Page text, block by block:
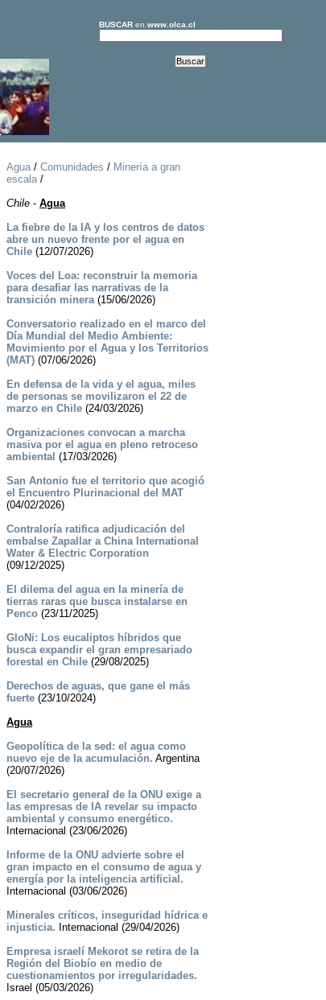
BUSCARen www.olca.cl
Agua/ Comunidades / Minería a gran
escala/
Chile- Agua
La fiebre de la IA y los centros de datos
abre un nuevo frente por el agua en
Chile(12/07/2026)
Voces del Loa: reconstruir la memoria
para desafiar las narrativas de la
transición minera(15/06/2026)
Conversatorio realizado en el marco del
Día Mundial del Medio Ambiente:
Movimiento por el Agua y los Territorios
(MAT)(07/06/2026)
En defensa de la vida y el agua, miles
de personas se movilizaron el 22 de
marzo en Chile(24/03/2026)
Organizaciones convocan a marcha
masiva por el agua en pleno retroceso
ambiental (17/03/2026)
San Antonio fue el territorio que acogió
el Encuentro Plurinacional del MAT
(04/02/2026)
Contraloría ratifica adjudicación del
embalse Zapallar a China International
Water & Electric Corporation
(09/12/2025)
El dilema del agua en la minería de
tierras raras que busca instalarse en
Penco(23/11/2025)
GloNi: Los eucaliptos híbridos que
busca expandir el gran empresariado
forestal en Chile(29/08/2025)
Derechos de aguas, que gane el más
fuerte(23/10/2024)
Agua
Geopolítica de la sed: el agua como
nuevo eje de la acumulación. Argentina
(20/07/2026)
El secretario general de la ONU exige a
las empresas de IA revelar su impacto
ambiental y consumo energético.
Internacional (23/06/2026)
Informe de la ONU advierte sobre el
gran impacto en el consumo de agua y
energía por la inteligencia artificial.
Internacional (03/06/2026)
Minerales críticos, inseguridad hídrica e
injusticia. Internacional (29/04/2026)
Empresa israelí Mekorot se retira de la
Región del Biobío en medio de
cuestionamientos por irregularidades.
Israel (05/03/2026)